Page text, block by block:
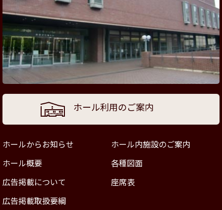
ホール利用のご案内
ホールからお知らせ
ホール内施設のご案内
ホール概要
各種図面
広告掲載について
座席表
広告掲載取扱要綱